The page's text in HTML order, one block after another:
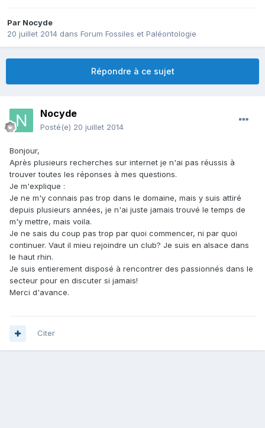
Par Nocyde
20 juillet 2014 dans Forum Fossiles et Paléontologie
Répondre à ce sujet
Nocyde
Posté(e) 20 juillet 2014
Bonjour,
Après plusieurs recherches sur internet je n'ai pas réussis à
trouver toutes les réponses à mes questions.
Je m'explique :
Je ne m'y connais pas trop dans le domaine, mais y suis attiré
depuis plusieurs années, je n'ai juste jamais trouvé le temps de
m'y mettre, mais voila.
Je ne sais du coup pas trop par quoi commencer, ni par quoi
continuer. Vaut il mieu rejoindre un club? Je suis en alsace dans
le haut rhin.
Je suis entierement disposé à rencontrer des passionnés dans le
secteur pour en discuter si jamais!
Merci d'avance.
Citer